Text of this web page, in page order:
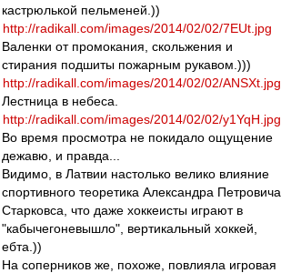
кастрюлькой пельменей.))
http://radikall.com/images/2014/02/02/7EUt.jpg
Валенки от промокания, скольжения и
стирания подшиты пожарным рукавом.)))
http://radikall.com/images/2014/02/02/ANSXt.jpg
Лестница в небеса.
http://radikall.com/images/2014/02/02/y1YqH.jpg
Во время просмотра не покидало ощущение
дежавю, и правда...
Видимо, в Латвии настолько велико влияние
спортивного теоретика Александра Петровича
Старковса, что даже хоккеисты играют в
"кабычегоневышло", вертикальный хоккей,
ебта.))
На соперников же, похоже, повлияла игровая